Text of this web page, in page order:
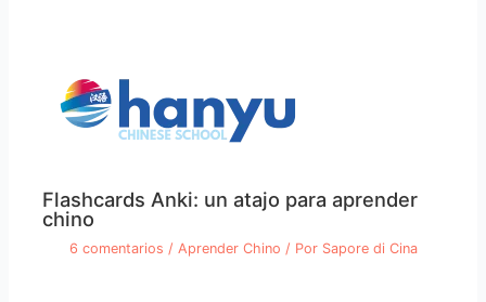
Flashcards Anki: un atajo para aprender
chino
6 comentarios / Aprender Chino / Por Sapore di Cina